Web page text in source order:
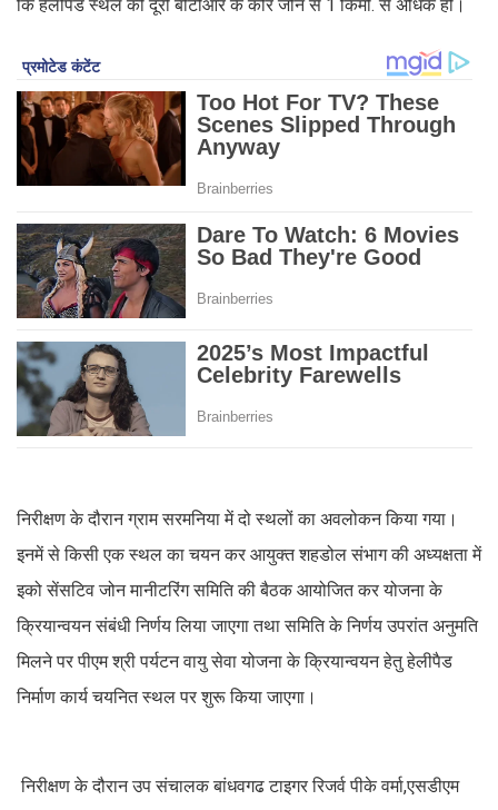
कि हेलीपैड स्थल की दूरी बीटीआर के कोर जोन से 1 किमी. से अधिक हो।
निरीक्षण के दौरान ग्राम सरमनिया में दो स्थलों का अवलोकन किया गया।
इनमें से किसी एक स्थल का चयन कर आयुक्त शहडोल संभाग की अध्यक्षता में
इको सेंसटिव जोन मानीटरिंग समिति की बैठक आयोजित कर योजना के
क्रियान्वयन संबंधी निर्णय लिया जाएगा तथा समिति के निर्णय उपरांत अनुमति
मिलने पर पीएम श्री पर्यटन वायु सेवा योजना के क्रियान्वयन हेतु हेलीपैड
निर्माण कार्य चयनित स्थल पर शुरू किया जाएगा।
निरीक्षण के दौरान उप संचालक बांधवगढ टाइगर रिजर्व पीके वर्मा,एसडीएम